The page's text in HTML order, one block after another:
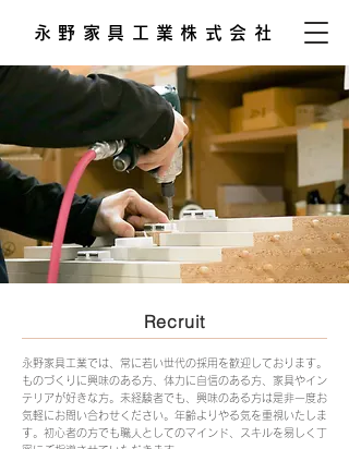
永野家具工業株式会社
Recruit
永野家具工業では、常に若い世代の採用を歓迎しております。
ものづくりに興味のある方、体力に自信のある方、家具やイン
テリアが好きな方。未経験者でも、興味のある方は是非一度お
気軽にお問い合わせください。年齢よりやる気を重視いたしま
す。初心者の方でも職人としてのマインド、スキルを易しく丁